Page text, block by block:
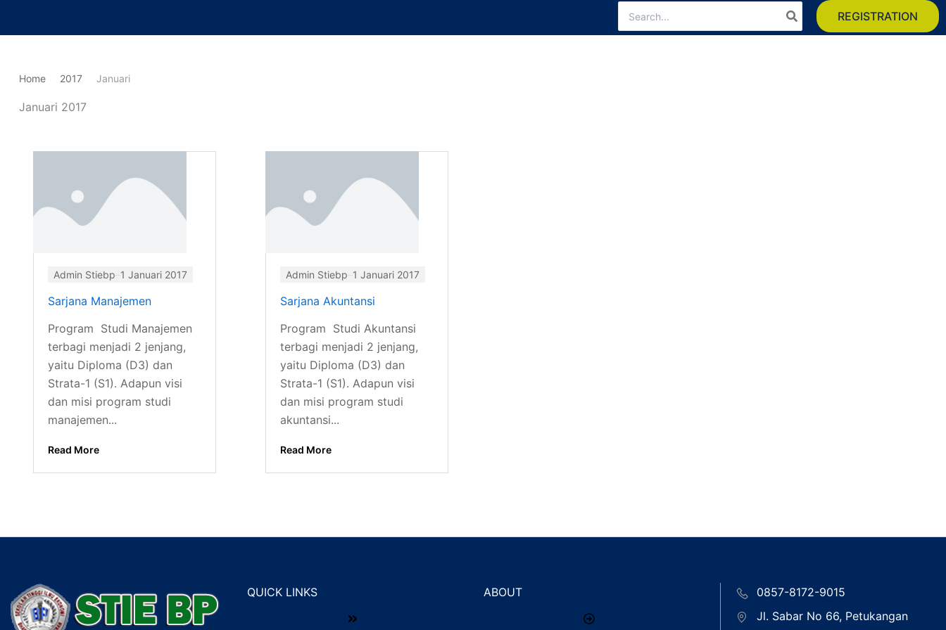
for:
REGISTRATION
Home 2017 Januari
Januari 2017
Admin Stiebp 1 Januari 2017
Sarjana Manajemen
Program Studi Manajemen
terbagi menjadi 2 jenjang,
yaitu Diploma (D3) dan
Strata-1 (S1). Adapun visi
dan misi program studi
manajemen...
Read More
Admin Stiebp 1 Januari 2017
Sarjana Akuntansi
Program Studi Akuntansi
terbagi menjadi 2 jenjang,
yaitu Diploma (D3) dan
Strata-1 (S1). Adapun visi
dan misi program studi
akuntansi...
Read More
QUICK LINKS ABOUT
0857-8172-9015
Jl. Sabar No 66, Petukangan